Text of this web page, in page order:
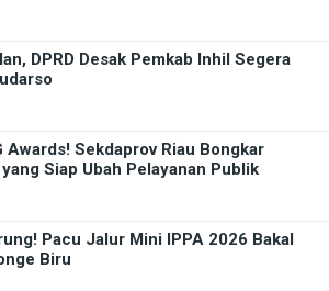
DPRD Desak Pemkab Inhil Segera
Awards! Sekdaprov Riau Bongkar
Siap Ubah Pelayanan Publik
Pacu Jalur Mini IPPA 2026 Bakal
Biru